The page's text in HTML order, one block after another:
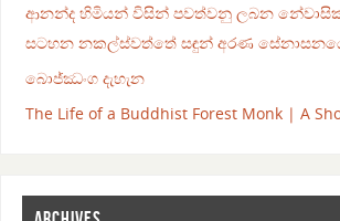
ආනන්ද හිමියන් විසින් පවත්වනු ලබන නේවාසික
සටහන නකල්ස්වත්තේ සඳුන් අරණ
බොජ්ඣංග දැහැන
The Life of a Buddhist Forest Monk | A